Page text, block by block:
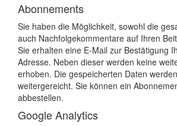
Abonnements
Sie haben die Möglichkeit, sowohl die
auch Nachfolgekommentare auf Ihren
Sie erhalten eine E-Mail zur Bestätigung
Adresse. Neben dieser werden keine
erhoben. Die gespeicherten Daten
weitergereicht. Sie können ein
abbestellen.
Google Analytics